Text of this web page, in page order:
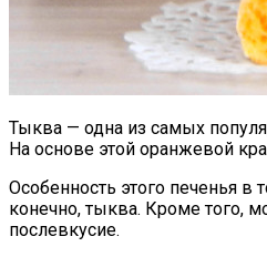
Тыква — одна из самых
На основе этой оранжевой
Особенность этого печенья в
конечно, тыква. Кроме того,
послевкусие.